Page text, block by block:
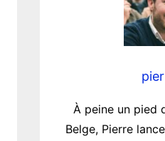
À peine un pied
Belge, Pierre